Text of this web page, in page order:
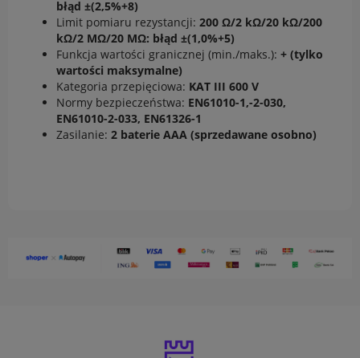
błąd ±(2,5%+8)
Limit pomiaru rezystancji: 200 Ω/2 kΩ/20 kΩ/200
kΩ/2 MΩ/20 MΩ: błąd ±(1,0%+5)
Funkcja wartości granicznej (min./maks.): + (tylko
wartości maksymalne)
Kategoria przepięciowa: KAT III 600 V
Normy bezpieczeństwa: EN61010-1,-2-030,
EN61010-2-033, EN61326-1
Zasilanie: 2 baterie AAA (sprzedawane osobno)